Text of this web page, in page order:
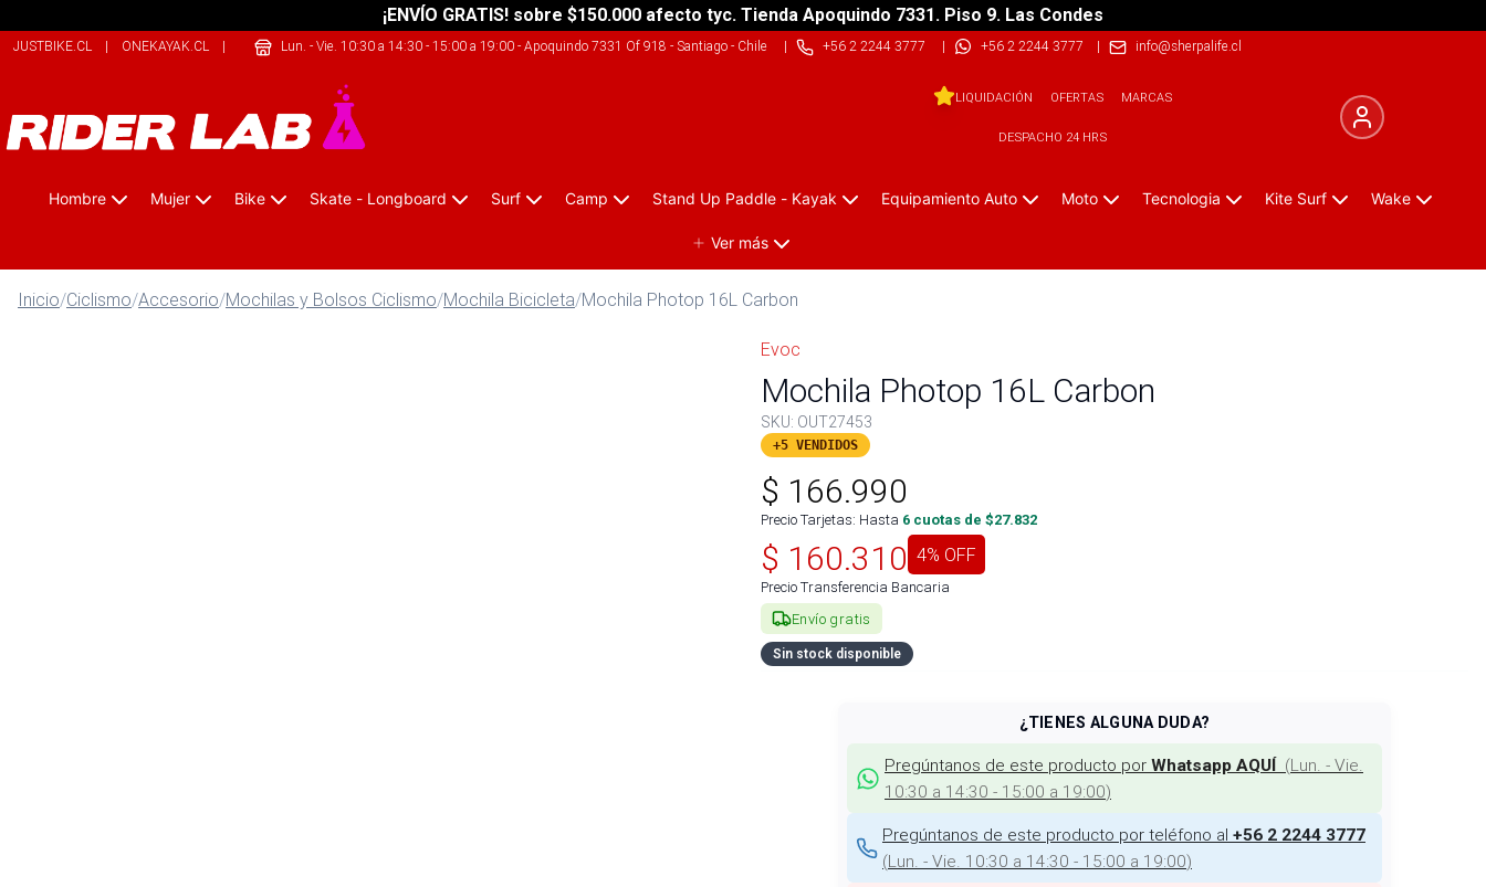
¡ENVÍO GRATIS! sobre $150.000 afecto tyc. Tienda Apoquindo 7331. Piso 9. Las Condes
JUSTBIKE.CL | ONEKAYAK.CL | SHERPALIFE.COM.AR
Lun. - Vie. 10:30 a 14:30 - 15:00 a 19:00- Apoquindo 7331 Of 918 - Santiago - Chile| +56 2 2244 3777 | +56 2 2244 3777 | info@sherpalife.cl
LIQUIDACIÓN OFERTAS MARCAS
DESPACHO 24 HRS
Hombre Mujer Bike Skate - Longboard Surf Camp Stand Up Paddle - Kayak Equipamiento Auto Moto Tecnologia Kite Surf Wake
Ver más
Inicio/Ciclismo/Accesorio/Mochilas y Bolsos Ciclismo/Mochila Bicicleta/Mochila Photop 16L Carbon
Evoc
Mochila Photop 16L Carbon
SKU: OUT27453
+5 VENDIDOS
$ 166.990
Precio Tarjetas: Hasta 6 cuotas de $27.832
$ 160.310 4% OFF
Precio Transferencia Bancaria
Envío gratis
Sin stock disponible
¿TIENES ALGUNA DUDA?
Pregúntanos de este producto por Whatsapp AQUÍ (Lun. - Vie.
10:30 a 14:30 - 15:00 a 19:00)
Pregúntanos de este producto por teléfono al +56 2 2244 3777
(Lun. - Vie. 10:30 a 14:30 - 15:00 a 19:00)